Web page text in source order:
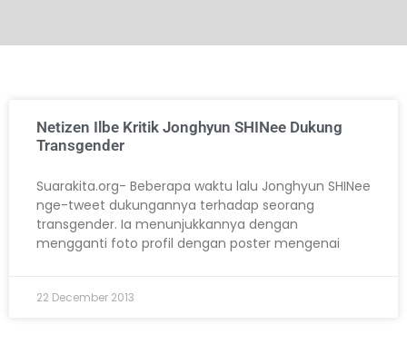
Netizen Ilbe Kritik Jonghyun SHINee Dukung
Transgender
Suarakita.org- Beberapa waktu lalu Jonghyun SHINee
nge-tweet dukungannya terhadap seorang
transgender. Ia menunjukkannya dengan
mengganti foto profil dengan poster mengenai
22 December 2013